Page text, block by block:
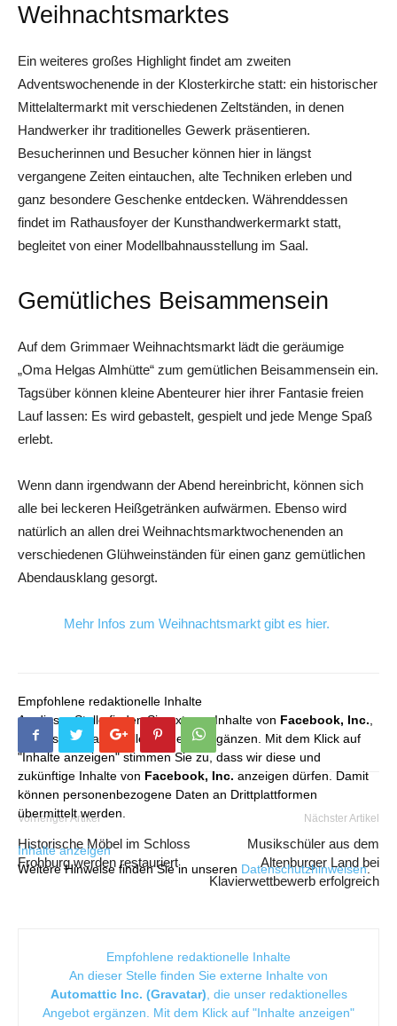
Weihnachtsmarktes
Ein weiteres großes Highlight findet am zweiten
Adventswochenende in der Klosterkirche statt: ein historischer
Mittelaltermarkt mit verschiedenen Zeltständen, in denen
Handwerker ihr traditionelles Gewerk präsentieren.
Besucherinnen und Besucher können hier in längst
vergangene Zeiten eintauchen, alte Techniken erleben und
ganz besondere Geschenke entdecken. Währenddessen
findet im Rathausfoyer der Kunsthandwerkermarkt statt,
begleitet von einer Modellbahnausstellung im Saal.
Gemütliches Beisammensein
Auf dem Grimmaer Weihnachtsmarkt lädt die geräumige
„Oma Helgas Almhütte“ zum gemütlichen Beisammensein ein.
Tagsüber können kleine Abenteurer hier ihrer Fantasie freien
Lauf lassen: Es wird gebastelt, gespielt und jede Menge Spaß
erlebt.
Wenn dann irgendwann der Abend hereinbricht, können sich
alle bei leckeren Heißgetränken aufwärmen. Ebenso wird
natürlich an allen drei Weihnachtsmarktwochenenden an
verschiedenen Glühweinständen für einen ganz gemütlichen
Abendausklang gesorgt.
Mehr Infos zum Weihnachtsmarkt gibt es hier.
Empfohlene redaktionelle Inhalte
An dieser Stelle finden Sie externe Inhalte von Facebook, Inc.
die unser redaktionelles Angebot ergänzen. Mit dem Klick auf
"Inhalte anzeigen" stimmen Sie zu, dass wir diese und
zukünftige Inhalte von Facebook, Inc. anzeigen dürfen. Damit
können personenbezogene Daten an Drittplattformen
übermittelt werden.
Inhalte anzeigen
Weitere Hinweise finden Sie in unseren Datenschutzhinweisen.
Vorheriger Artikel
Historische Möbel im Schloss
Frohburg werden restauriert
Nächster Artikel
Musikschüler aus dem
Altenburger Land bei
Klavierwettbewerb erfolgreich
Empfohlene redaktionelle Inhalte
An dieser Stelle finden Sie externe Inhalte von
Automattic Inc. (Gravatar) , die unser redaktionelles
Angebot ergänzen. Mit dem Klick auf "Inhalte anzeigen"